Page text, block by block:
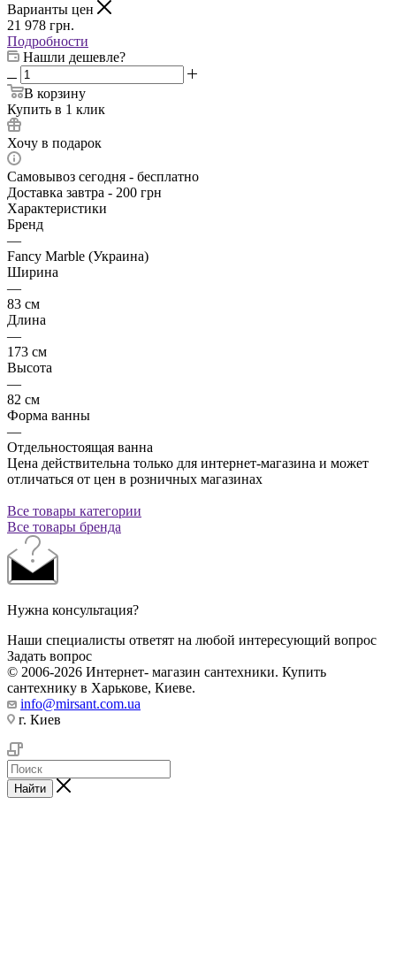
Варианты цен
21 978 грн.
Подробности
Нашли дешевле?
В корзину
Купить в 1 клик
Хочу в подарок
Самовывоз сегодня - бесплатно
Доставка завтра - 200 грн
Характеристики
Бренд
—
Fancy Marble (Украина)
Ширина
—
83 см
Длина
—
173 см
Высота
—
82 см
Форма ванны
—
Отдельностоящая ванна
Цена действительна только для интернет-магазина и может
отличаться от цен в розничных магазинах
Все товары категории
Все товары бренда
Нужна консультация?
Наши специалисты ответят на любой интересующий вопрос
Задать вопрос
© 2006-2026 Интернет- магазин сантехники. Купить
сантехнику в Харькове, Киеве.
info@mirsant.com.ua
г. Киев
Найти